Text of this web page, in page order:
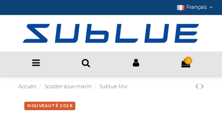
Français
0
Accueil Scooter sous-marin Sublue Mix
NOUVEAUTÉ 2026